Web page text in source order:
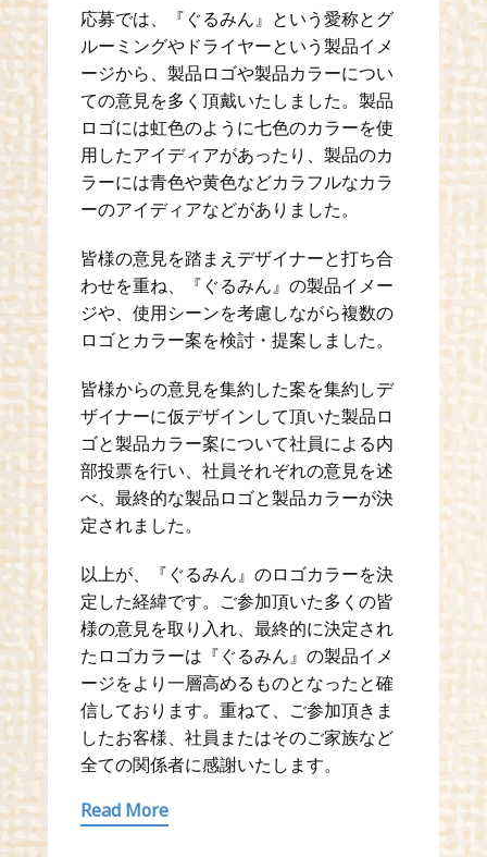
応募では、『ぐるみん』という愛称とグ
ルーミングやドライヤーという製品イメ
ージから、製品ロゴや製品カラーについ
ての意見を多く頂戴いたしました。製品
ロゴには虹色のように七色のカラーを使
用したアイディアがあったり、製品のカ
ラーには青色や黄色などカラフルなカラ
ーのアイディアなどがありました。
皆様の意見を踏まえデザイナーと打ち合
わせを重ね、『ぐるみん』の製品イメー
ジや、使用シーンを考慮しながら複数の
ロゴとカラー案を検討・提案しました。
皆様からの意見を集約した案を集約しデ
ザイナーに仮デザインして頂いた製品ロ
ゴと製品カラー案について社員による内
部投票を行い、社員それぞれの意見を述
べ、最終的な製品ロゴと製品カラーが決
定されました。
以上が、『ぐるみん』のロゴカラーを決
定した経緯です。ご参加頂いた多くの皆
様の意見を取り入れ、最終的に決定され
たロゴカラーは『ぐるみん』の製品イメ
ージをより一層高めるものとなったと確
信しております。重ねて、ご参加頂きま
したお客様、社員またはそのご家族など
全ての関係者に感謝いたします。
Read More